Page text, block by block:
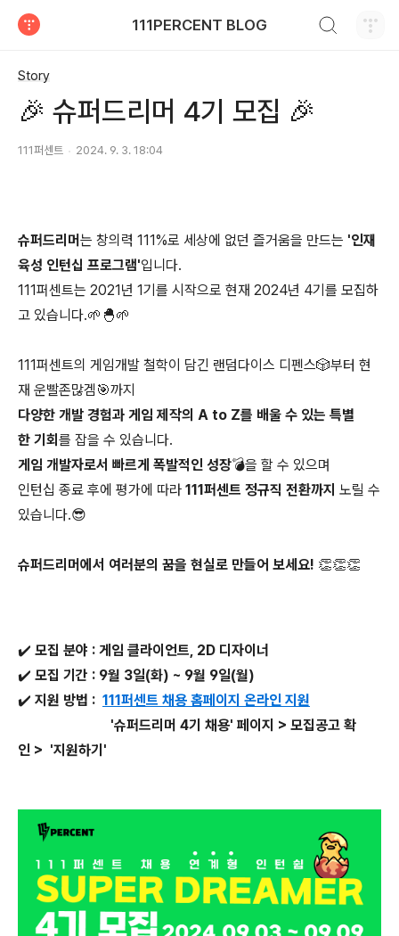
111PERCENT BLOG
Story
🎉 슈퍼드리머 4기 모집 🎉
111퍼센트 2024. 9. 3. 18:04
슈퍼드리머는 창의력 111%로 세상에 없던 즐거움을 만드는 '인재
육성 인턴십 프로그램'입니다.
111퍼센트는 2021년 1기를 시작으로 현재 2024년 4기를 모집하
고 있습니다.🌱🐣🌱
111퍼센트의 게임개발 철학이 담긴 랜덤다이스 디펜스🎲부터 현
재 운빨존많겜🎯까지
다양한 개발 경험과 게임 제작의 A to Z를 배울 수 있는 특별
한 기회 를 잡을 수 있습니다.
게임 개발자로서 빠르게 폭발적인 성장💣을 할 수 있으며
인턴십 종료 후에 평가에 따라 111퍼센트 정규직 전환까지 노릴 수
있습니다.😎
슈퍼드리머에서 여러분의 꿈을 현실로 만들어 보세요! 👏👏👏
✔️ 모집 분야 : 게임 클라이언트, 2D 디자이너
✔️ 모집 기간 : 9월 3일(화) ~ 9월 9일(월)
✔️ 지원 방법 : 111퍼센트 채용 홈페이지 온라인 지원
'슈퍼드리머 4기 채용' 페이지 > 모집공고 확
인 > '지원하기'